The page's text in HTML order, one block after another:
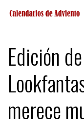
contenido
Edición
merece